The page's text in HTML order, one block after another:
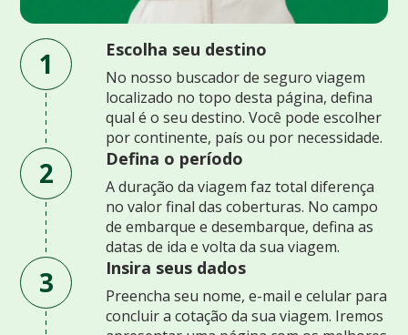
1 Escolha seu destino
No nosso buscador de seguro viagem
localizado no topo desta página, defina
qual é o seu destino. Você pode escolher
por continente, país ou por necessidade.
2 Defina o período
A duração da viagem faz total diferença
no valor final das coberturas. No campo
de embarque e desembarque, defina as
datas de ida e volta da sua viagem.
3 Insira seus dados
Preencha seu nome, e-mail e celular para
concluir a cotação da sua viagem. Iremos